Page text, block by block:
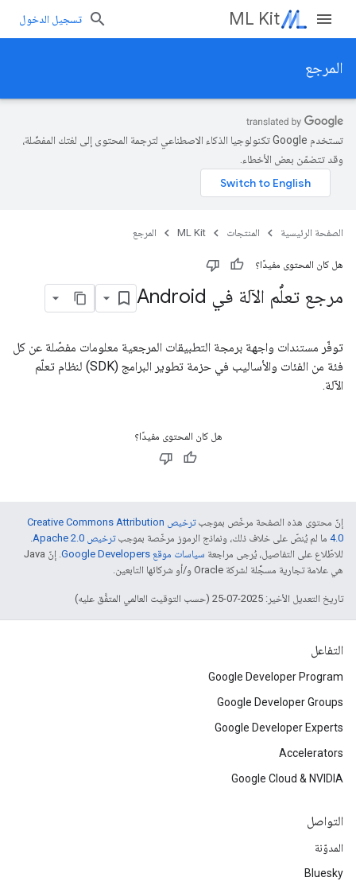
ML Kit تسجيل الدخول
المرجع
تستخدم Google تكنولوجيا الذكاء الاصطناعي لترجمة المحتوى إلى لغتك المفضّلة،
وقد تتضمّن بعض الأخطاء.
الصفحة الرئيسية المنتجات ML Kit المرجع
هل كان المحتوى مفيدًا؟
مرجع تعلُّم الآلة في Android
توفّر مستندات واجهة برمجة التطبيقات المرجعية معلومات مفصّلة عن كل
فئة من الفئات والأساليب في حزمة تطوير البرامج (SDK) لنظام تعلّم
الآلة.
هل كان المحتوى مفيدًا؟
إنّ محتوى هذه الصفحة مرخّص بموجب
ترخيص Creative Commons Attribution
4.0‏ ما لم يُنصّ على خلاف ذلك، ونماذج الرموز مرخّصة بموجبترخيص Apache 2.0‏
.
للاطّلاع على التفاصيل، يُرجى مراجعة سياسات موقع Google Developers‏
. إنّ Java
هي علامة تجارية مسجَّلة لشركة Oracle و/أو شركائها التابعين.
تاريخ التعديل الأخير: 2025-07-25 (حسب التوقيت العالمي المتفَّق عليه)
التفاعل
Google Developer Program
Google Developer Groups
Google Developer Experts
Accelerators
Google Cloud & NVIDIA
التواصل
المدوّنة
Bluesky